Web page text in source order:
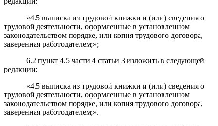
«4.5 выписка из трудовой книжки и (или) сведения о
трудовой деятельности, оформленные в установленном
законодательством порядке, или копия трудового договора,
заверенная работодателем;»;
6.2 пункт 4.5 части 4 статьи 3 изложить в следующей
редакции:
«4.5 выписка из трудовой книжки и (или) сведения о
трудовой деятельности, оформленные в установленном
законодательством порядке, или копия трудового договора,
заверенная работодателем;».